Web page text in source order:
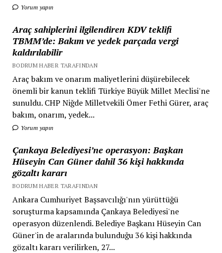
Yorum yapın
Araç sahiplerini ilgilendiren KDV teklifi
TBMM’de: Bakım ve yedek parçada vergi
kaldırılabilir
BODRUM HABER TARAFINDAN
Araç bakım ve onarım maliyetlerini düşürebilecek
önemli bir kanun teklifi Türkiye Büyük Millet Meclisi'ne
sunuldu. CHP Niğde Milletvekili Ömer Fethi Gürer, araç
bakım, onarım, yedek...
Yorum yapın
Çankaya Belediyesi’ne operasyon: Başkan
Hüseyin Can Güner dahil 36 kişi hakkında
gözaltı kararı
BODRUM HABER TARAFINDAN
Ankara Cumhuriyet Başsavcılığı'nın yürüttüğü
soruşturma kapsamında Çankaya Belediyesi'ne
operasyon düzenlendi. Belediye Başkanı Hüseyin Can
Güner'in de aralarında bulunduğu 36 kişi hakkında
gözaltı kararı verilirken, 27...